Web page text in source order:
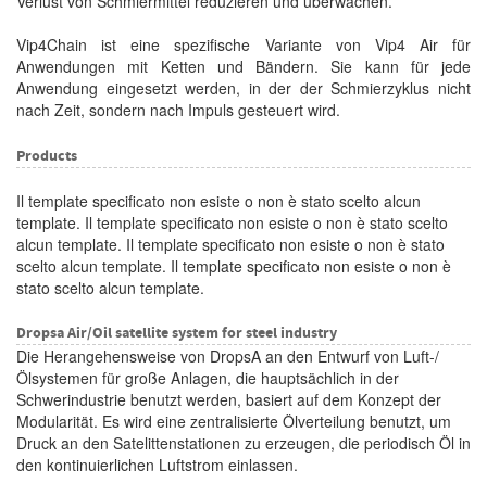
Vip4Chain ist eine spezifische Variante von Vip4 Air für
Anwendungen mit Ketten und Bändern. Sie kann für jede
Anwendung eingesetzt werden, in der der Schmierzyklus nicht
nach Zeit, sondern nach Impuls gesteuert wird.
Products
Il template specificato non esiste o non è stato scelto alcun
template. Il template specificato non esiste o non è stato scelto
alcun template. Il template specificato non esiste o non è stato
scelto alcun template. Il template specificato non esiste o non è
stato scelto alcun template.
Dropsa Air/Oil satellite system for steel industry
Die Herangehensweise von DropsA an den Entwurf von Luft-/
Ölsystemen für große Anlagen, die hauptsächlich in der
Schwerindustrie benutzt werden, basiert auf dem Konzept der
Modularität. Es wird eine zentralisierte Ölverteilung benutzt, um
Druck an den Satelittenstationen zu erzeugen, die periodisch Öl in
den kontinuierlichen Luftstrom einlassen.